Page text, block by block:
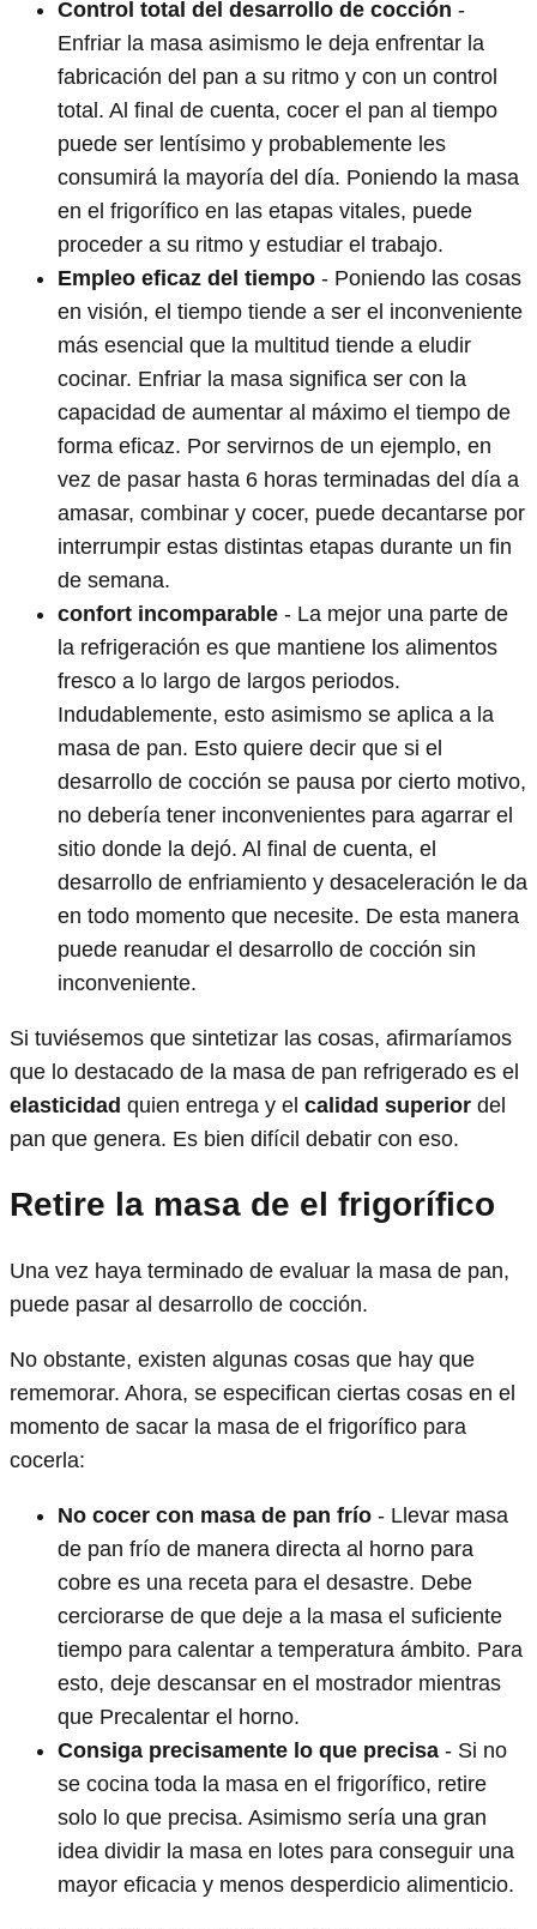
Control total del desarrollo de cocción -
Enfriar la masa asimismo le deja enfrentar la
fabricación del pan a su ritmo y con un control
total. Al final de cuenta, cocer el pan al tiempo
puede ser lentísimo y probablemente les
consumirá la mayoría del día. Poniendo la masa
en el frigorífico en las etapas vitales, puede
proceder a su ritmo y estudiar el trabajo.
Empleo eficaz del tiempo - Poniendo las cosas
en visión, el tiempo tiende a ser el inconveniente
más esencial que la multitud tiende a eludir
cocinar. Enfriar la masa significa ser con la
capacidad de aumentar al máximo el tiempo de
forma eficaz. Por servirnos de un ejemplo, en
vez de pasar hasta 6 horas terminadas del día a
amasar, combinar y cocer, puede decantarse por
interrumpir estas distintas etapas durante un fin
de semana.
confort incomparable - La mejor una parte de
la refrigeración es que mantiene los alimentos
fresco a lo largo de largos periodos.
Indudablemente, esto asimismo se aplica a la
masa de pan. Esto quiere decir que si el
desarrollo de cocción se pausa por cierto motivo,
no debería tener inconvenientes para agarrar el
sitio donde la dejó. Al final de cuenta, el
desarrollo de enfriamiento y desaceleración le da
en todo momento que necesite. De esta manera
puede reanudar el desarrollo de cocción sin
inconveniente.
Si tuviésemos que sintetizar las cosas, afirmaríamos
que lo destacado de la masa de pan refrigerado es el
elasticidad quien entrega y el calidad superior del
pan que genera. Es bien difícil debatir con eso.
Retire la masa de el frigorífico
Una vez haya terminado de evaluar la masa de pan,
puede pasar al desarrollo de cocción.
No obstante, existen algunas cosas que hay que
rememorar. Ahora, se especifican ciertas cosas en el
momento de sacar la masa de el frigorífico para
cocerla:
No cocer con masa de pan frío - Llevar masa
de pan frío de manera directa al horno para
cobre es una receta para el desastre. Debe
cerciorarse de que deje a la masa el suficiente
tiempo para calentar a temperatura ámbito. Para
esto, deje descansar en el mostrador mientras
que Precalentar el horno.
Consiga precisamente lo que precisa - Si no
se cocina toda la masa en el frigorífico, retire
solo lo que precisa. Asimismo sería una gran
idea dividir la masa en lotes para conseguir una
mayor eficacia y menos desperdicio alimenticio.